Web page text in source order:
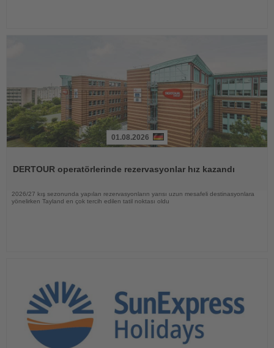
01.08.2026
DERTOUR operatörlerinde rezervasyonlar hız kazandı
2026/27 kış sezonunda yapılan rezervasyonların yarısı uzun mesafeli destinasyonlara
yönelirken Tayland en çok tercih edilen tatil noktası oldu